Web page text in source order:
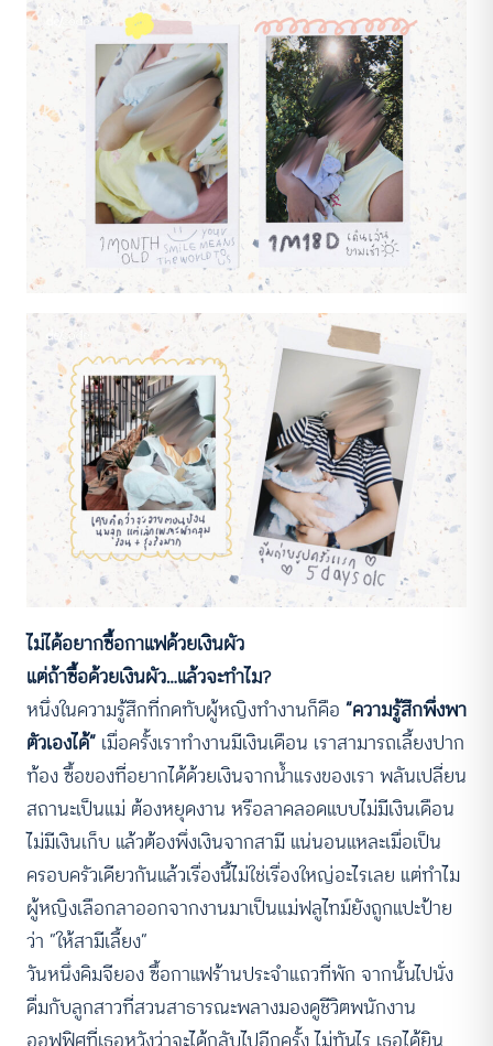
ไม่ได้อยากซื้อกาแฟด้วยเงินผัว
แต่ถ้าซื้อด้วยเงินผัว…แล้วจะทำไม?
หนึ่งในความรู้สึกที่กดทับผู้หญิงทำงานก็คือ “ความรู้สึกพึ่งพา
ตัวเองได้” เมื่อครั้งเราทำงานมีเงินเดือน เราสามารถเลี้ยงปาก
ท้อง ซื้อของที่อยากได้ด้วยเงินจากน้ำแรงของเรา พลันเปลี่ยน
สถานะเป็นแม่ ต้องหยุดงาน หรือลาคลอดแบบไม่มีเงินเดือน
ไม่มีเงินเก็บ แล้วต้องพึ่งเงินจากสามี แน่นอนแหละเมื่อเป็น
ครอบครัวเดียวกันแล้วเรื่องนี้ไม่ใช่เรื่องใหญ่อะไรเลย แต่ทำไม
ผู้หญิงเลือกลาออกจากงานมาเป็นแม่ฟลูไทม์ยังถูกแปะป้าย
ว่า “ให้สามีเลี้ยง”
วันหนึ่งคิมจียอง ซื้อกาแฟร้านประจำแถวที่พัก จากนั้นไปนั่ง
ดื่มกับลูกสาวที่สวนสาธารณะพลางมองดูชีวิตพนักงาน